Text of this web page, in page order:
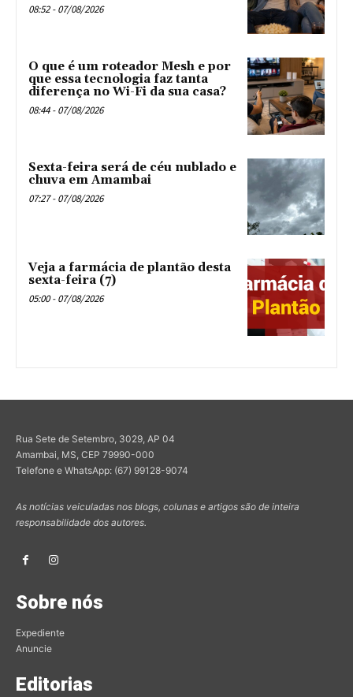
08:52 - 07/08/2026
O que é um roteador Mesh e por
que essa tecnologia faz tanta
diferença no Wi-Fi da sua casa?
08:44 - 07/08/2026
Sexta-feira será de céu nublado e
chuva em Amambai
07:27 - 07/08/2026
Veja a farmácia de plantão desta
sexta-feira (7)
05:00 - 07/08/2026
Rua Sete de Setembro, 3029, AP 04
Amambai, MS, CEP 79990-000
Telefone e WhatsApp: (67) 99128-9074
As notícias veiculadas nos blogs, colunas e artigos são de inteira
responsabilidade dos autores.
Sobre nós
Expediente
Anuncie
Editorias